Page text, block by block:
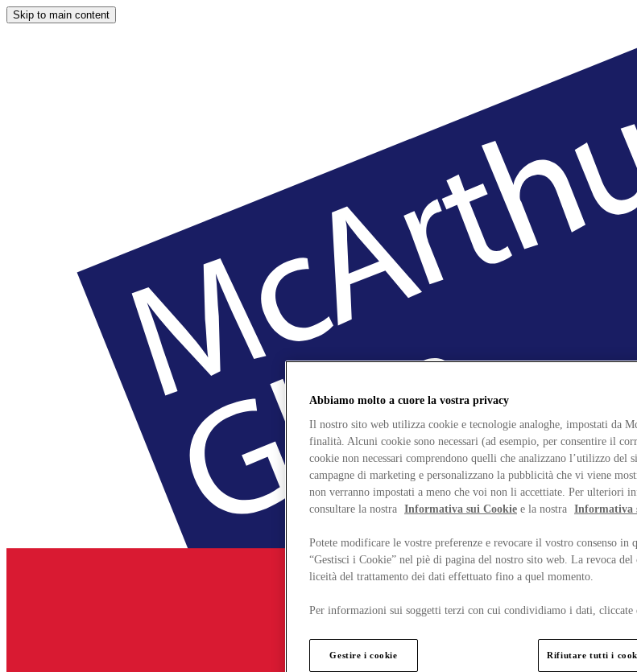
Skip to main content
Abbiamo molto a cuore la vostra privacy
Il nostro sito web utilizza cookie e tecnologie analoghe, impostati da
finalità. Alcuni cookie sono necessari (ad esempio, per consentire il
cookie non necessari comprendono quelli che analizzano l’utilizzo del
campagne di marketing e personalizzano la pubblicità che vi viene
non verranno impostati a meno che voi non li accettiate. Per ulteriori
consultare la nostra Informativa sui Cookie e la nostra Informativa
Potete modificare le vostre preferenze e revocare il vostro consenso in
“Gestisci i Cookie” nel piè di pagina del nostro sito web. La revoca del
liceità del trattamento dei dati effettuato fino a quel momento.
Per informazioni sui soggetti terzi con cui condividiamo i dati, cliccate
Gestire i cookie Rifiutare tutti i